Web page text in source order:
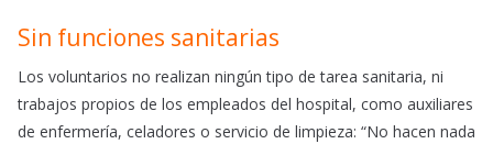
Sin funciones sanitarias
Los voluntarios no realizan ningún tipo de tarea sanitaria, ni
trabajos propios de los empleados del hospital, como auxiliares
de enfermería, celadores o servicio de limpieza: “No hacen nada